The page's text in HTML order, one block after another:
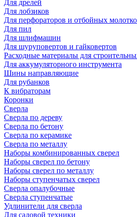
Для дрелей
Для лобзиков
Для перфораторов и отбойных
Для пил
Для шлифмашин
Для шуруповертов и гайковертов
Расходные материалы для
Для аккумуляторного инструмента
Шины направляющие
Для рубанков
К вибраторам
Коронки
Сверла
Сверла по дереву
Сверла по бетону
Сверла по керамике
Сверла по металлу
Наборы комбинированных сверел
Наборы сверел по бетону
Наборы сверел по металлу
Наборы ступенчатых сверел
Сверла опалубочные
Сверла ступенчатые
Удлинители для сверла
Для садовой техники